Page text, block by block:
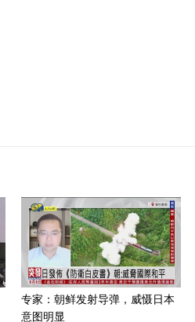
专家：朝鲜发射导弹，威慑日本
意图明显